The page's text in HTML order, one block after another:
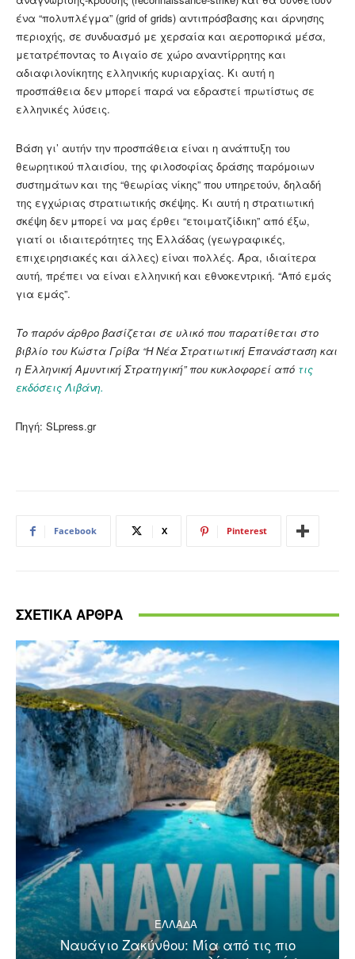
ένα “πολυπλέγμα” (grid of grids) αντιπρόσβασης και άρνησης
περιοχής, σε συνδυασμό με χερσαία και αεροπορικά μέσα,
μετατρέποντας το Αιγαίο σε χώρο αναντίρρητης και
αδιαφιλονίκητης ελληνικής κυριαρχίας. Κι αυτή η
προσπάθεια δεν μπορεί παρά να εδραστεί πρωτίστως σε
ελληνικές λύσεις.
Βάση γι’ αυτήν την προσπάθεια είναι η ανάπτυξη του
θεωρητικού πλαισίου, της φιλοσοφίας δράσης παρόμοιων
συστημάτων και της “θεωρίας νίκης” που υπηρετούν, δηλαδή
της εγχώριας στρατιωτικής σκέψης. Κι αυτή η στρατιωτική
σκέψη δεν μπορεί να μας έρθει “ετοιματζίδικη” από έξω,
γιατί οι ιδιαιτερότητες της Ελλάδας (γεωγραφικές,
επιχειρησιακές και άλλες) είναι πολλές. Άρα, ιδιαίτερα
αυτή, πρέπει να είναι ελληνική και εθνοκεντρική. “Από εμάς
για εμάς”.
Το παρόν άρθρο βασίζεται σε υλικό που παρατίθεται στο
βιβλίο του Κώστα Γρίβα “Η Νέα Στρατιωτική Επανάσταση και
η Ελληνική Αμυντική Στρατηγική” που κυκλοφορεί από τις
εκδόσεις Λιβάνη.
Πηγή: SLpress.gr
Facebook X Pinterest
ΣΧΕΤΙΚΑ ΑΡΘΡΑ
ΕΛΛΑΔΑ
Ναυάγιο Ζακύνθου: Μία από τις πιο